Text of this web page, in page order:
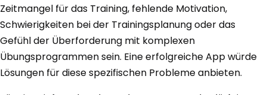
Zeitmangel für das Training, fehlende Motivation,
Schwierigkeiten bei der Trainingsplanung oder das
Gefühl der Überforderung mit komplexen
Übungsprogrammen sein. Eine erfolgreiche App würde
Lösungen für diese spezifischen Probleme anbieten.